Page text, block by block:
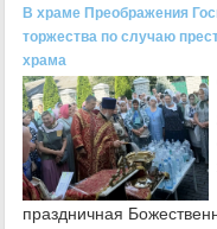
В храме Преображения
торжества по случаю
храма
праздничная